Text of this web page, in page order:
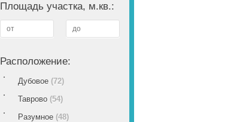
Площадь участка, м.кв.:
Расположение:
Дубовое (72)
Таврово (54)
Разумное (48)